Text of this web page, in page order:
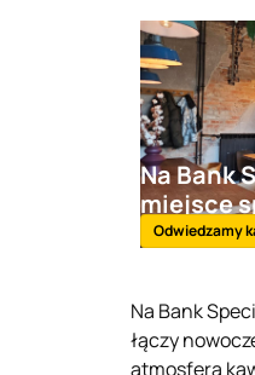
wraz z
autorskich
obsługę,
szukacie
dostaniecie
parzoną
nietypowego
właśnie tu
Na Bank
miejsce
Odwiedzamy
Na Bank
łączy
atmosferą